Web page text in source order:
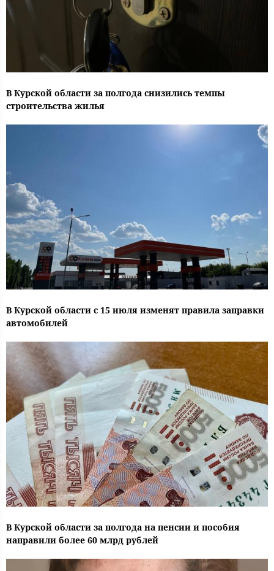
В Курской области за полгода снизились темпы
строительства жилья
В Курской области с 15 июля изменят правила заправки
автомобилей
В Курской области за полгода на пенсии и пособия
направили более 60 млрд рублей